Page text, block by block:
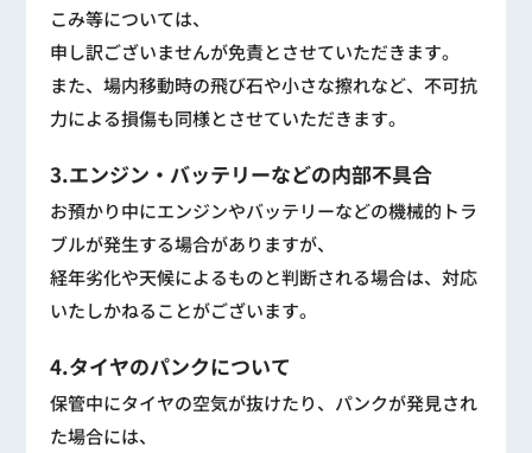
こみ等については、
申し訳ございませんが免責とさせていただきます。
また、場内移動時の飛び石や小さな擦れなど、不可抗
力による損傷も同様とさせていただきます。
3.エンジン・バッテリーなどの内部不具合
お預かり中にエンジンやバッテリーなどの機械的トラ
ブルが発生する場合がありますが、
経年劣化や天候によるものと判断される場合は、対応
いたしかねることがございます。
4.タイヤのパンクについて
保管中にタイヤの空気が抜けたり、パンクが発見され
た場合には、